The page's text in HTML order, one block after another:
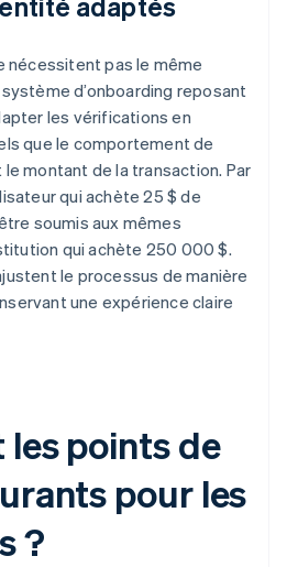
nécessitent pas le même
d’onboarding reposant
les vérifications en
que le comportement de
le montant de la transaction. Par
qui achète 25 $ de
soumis aux mêmes
qui achète 250 000 $.
le processus de manière
une expérience claire
les points de
pour les
?